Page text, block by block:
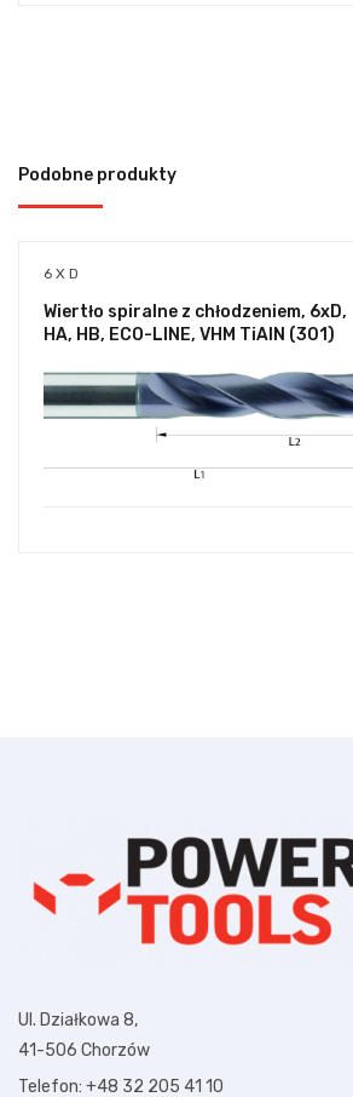
Podobne produkty
6 X D
Wiertło spiralne z chłodzeniem, 6xD,
HA, HB, ECO-LINE, VHM TiAlN (301)
Ul. Działkowa 8,
41-506 Chorzów
Telefon: +48 32 205 41 10